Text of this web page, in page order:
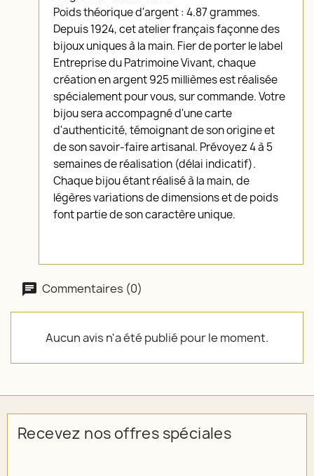
Poids théorique d'argent : 4.87 grammes.
Depuis 1924, cet atelier français façonne des
bijoux uniques à la main. Fier de porter le label
Entreprise du Patrimoine Vivant, chaque
création en argent 925 millièmes est réalisée
spécialement pour vous, sur commande. Votre
bijou sera accompagné d'une carte
d'authenticité, témoignant de son origine et
de son savoir-faire artisanal. Prévoyez 4 à 5
semaines de réalisation (délai indicatif).
Chaque bijou étant réalisé à la main, de
légères variations de dimensions et de poids
font partie de son caractère unique.
Commentaires (0)
Aucun avis n'a été publié pour le moment.
Recevez nos offres spéciales